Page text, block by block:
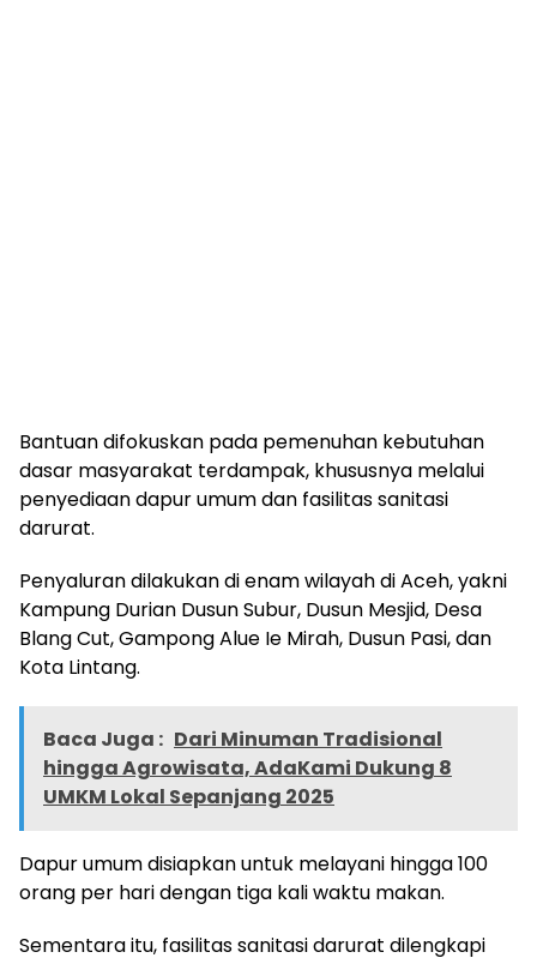
Bantuan difokuskan pada pemenuhan kebutuhan
dasar masyarakat terdampak, khususnya melalui
penyediaan dapur umum dan fasilitas sanitasi
darurat.
Penyaluran dilakukan di enam wilayah di Aceh, yakni
Kampung Durian Dusun Subur, Dusun Mesjid, Desa
Blang Cut, Gampong Alue Ie Mirah, Dusun Pasi, dan
Kota Lintang.
Baca Juga : Dari Minuman Tradisional
hingga Agrowisata, AdaKami Dukung 8
UMKM Lokal Sepanjang 2025
Dapur umum disiapkan untuk melayani hingga 100
orang per hari dengan tiga kali waktu makan.
Sementara itu, fasilitas sanitasi darurat dilengkapi